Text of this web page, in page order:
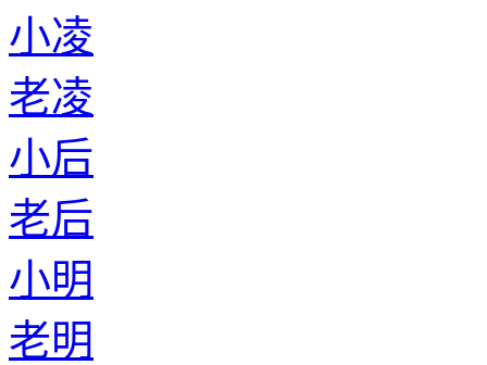
小凌
老凌
小后
老后
小明
老明